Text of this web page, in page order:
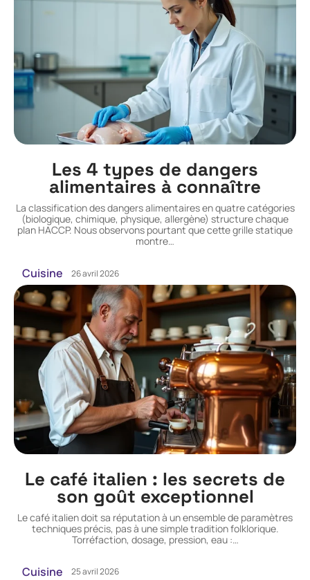
Les 4 types de dangers
alimentaires à connaître
La classification des dangers alimentaires en quatre catégories
(biologique, chimique, physique, allergène) structure chaque
plan HACCP. Nous observons pourtant que cette grille statique
montre…
Cuisine 26 avril 2026
Le café italien : les secrets de
son goût exceptionnel
Le café italien doit sa réputation à un ensemble de paramètres
techniques précis, pas à une simple tradition folklorique.
Torréfaction, dosage, pression, eau :…
Cuisine 25 avril 2026